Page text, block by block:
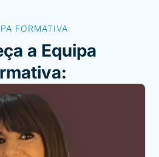
FORMATIVA
a Equipa